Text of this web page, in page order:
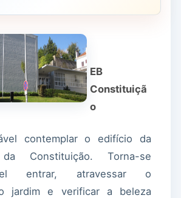
EB
Constituiçã
o
contemplar o edifício da
Constituição. Torna-se
entrar, atravessar o
jardim e verificar a beleza